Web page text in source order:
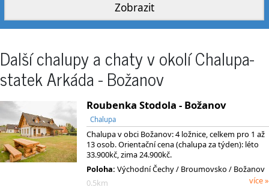
Další chalupy a chaty v okolí Chalupa-
statek Arkáda - Božanov
Roubenka Stodola - Božanov
Chalupa
Chalupa v obci Božanov: 4 ložnice, celkem pro 1 až
13 osob. Orientační cena (chalupa za týden): léto
33.900kč, zima 24.900kč.
Poloha: Východní Čechy/ Broumovsko / Božanov
0.5km
více »